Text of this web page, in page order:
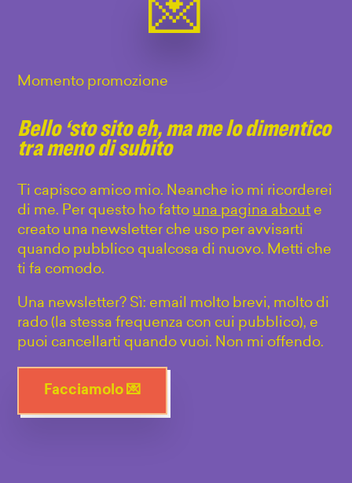
Momento promozione
Bello ‘sto sito eh, ma me lo dimentico
tra meno di subito
Ti capisco amico mio. Neanche io mi ricorderei
di me. Per questo ho fatto una pagina about e
creato una newsletter che uso per avvisarti
quando pubblico qualcosa di nuovo. Metti che
ti fa comodo.
Una newsletter? Sì: email molto brevi, molto di
rado (la stessa frequenza con cui pubblico), e
puoi cancellarti quando vuoi. Non mi offendo.
Facciamolo 💌